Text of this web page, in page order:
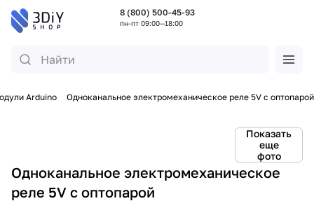
8 (800) 500-45-93
пн-пт 09:00—18:00
Arduino Одноканальное электромеханическое реле 5V с оптопарой
Показать
еще
фото
Одноканальное электромеханическое
реле 5V с оптопарой